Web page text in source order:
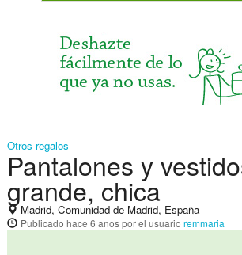
Otros regalos
Pantalones y
grande, chica
Madrid, Comunidad de Madrid, España
Publicado hace 6 anospor el usuario remmaria